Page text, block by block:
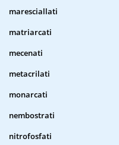
maresciallati
matriarcati
mecenati
metacrilati
monarcati
nembostrati
nitrofosfati